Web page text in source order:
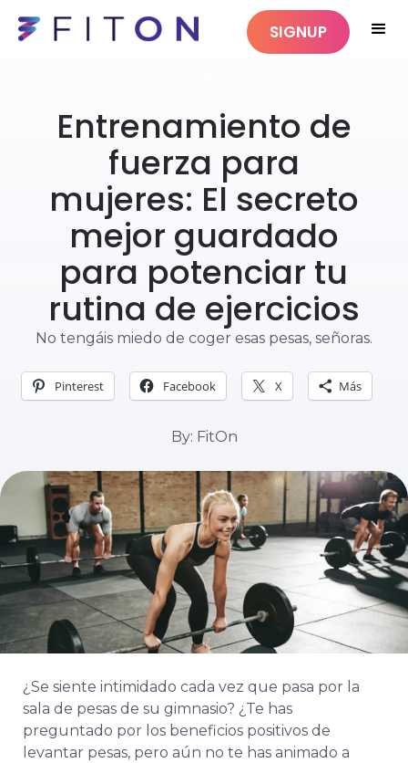
SIGNUP
Entrenamiento de
fuerza para
mujeres: El secreto
mejor guardado
para potenciar tu
rutina de ejercicios
No tengáis miedo de coger esas pesas, señoras.
Pinterest Facebook X Más
By: FitOn
¿Se siente intimidado cada vez que pasa por la
sala de pesas de su gimnasio? ¿Te has
preguntado por los beneficios positivos de
levantar pesas, pero aún no te has animado a